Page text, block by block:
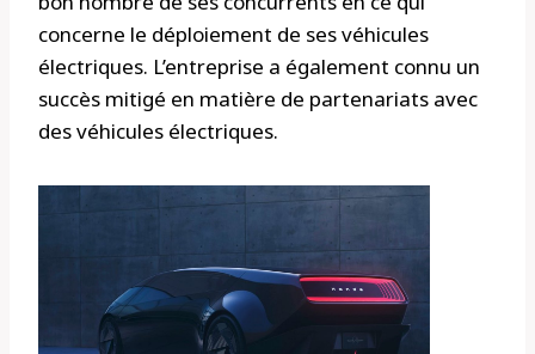
concerne le déploiement de ses véhicules
électriques. L’entreprise a également connu un
succès mitigé en matière de partenariats avec
des véhicules électriques.